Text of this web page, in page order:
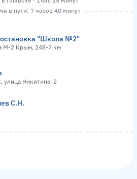
в пути: 7 часов 40 минут
остановка "Школа №2"
М-2 Крым, 248-й км
улица Никитина, 2
С.Н.